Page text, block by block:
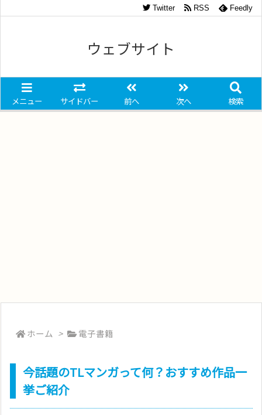
ウェブサイト
メニュー サイドバー 前へ 次へ 検索
Twitter RSS Feedly
ホーム > 電子書籍
今話題のTLマンガって何？おすすめ作品一
挙ご紹介